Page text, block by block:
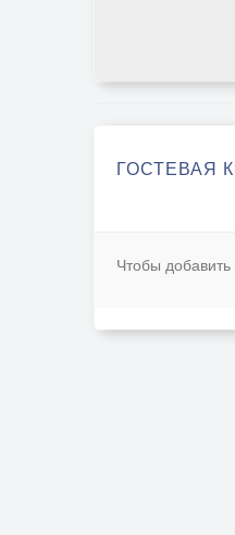
ГОСТЕВАЯ
Чтобы добавить